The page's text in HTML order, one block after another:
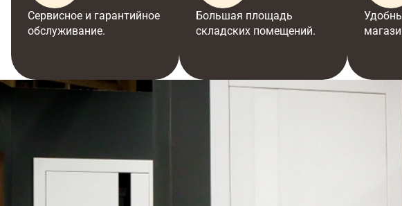
Сервисное и гарантийное
обслуживание.
Большая площадь
складских помещений.